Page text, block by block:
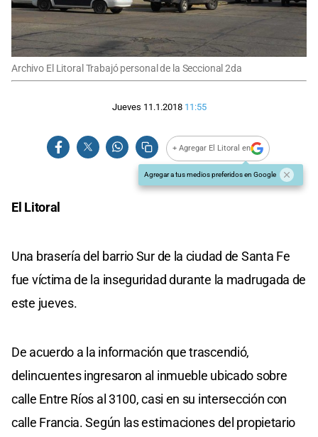
Archivo El Litoral Trabajó personal de la Seccional 2da
Jueves 11.1.2018 11:55
+ Agregar El Litoral en
Agregar a tus medios preferidos en Google
El Litoral
Una brasería del barrio Sur de la ciudad de Santa Fe
fue víctima de la inseguridad durante la madrugada de
este jueves.
De acuerdo a la información que trascendió,
delincuentes ingresaron al inmueble ubicado sobre
calle Entre Ríos al 3100, casi en su intersección con
calle Francia. Según las estimaciones del propietario